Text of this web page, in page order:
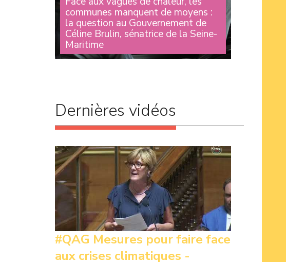
communes manquent de moyens :
la question au Gouvernement de
Céline Brulin, sénatrice de la Seine-
Maritime
Lors des Questions au Gouvernement, la
Dernières vidéos
#QAG Mesures pour faire face
aux crises climatiques -